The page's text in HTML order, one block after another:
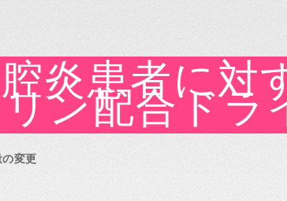
炎患者に対
ン配合ドラ
変更